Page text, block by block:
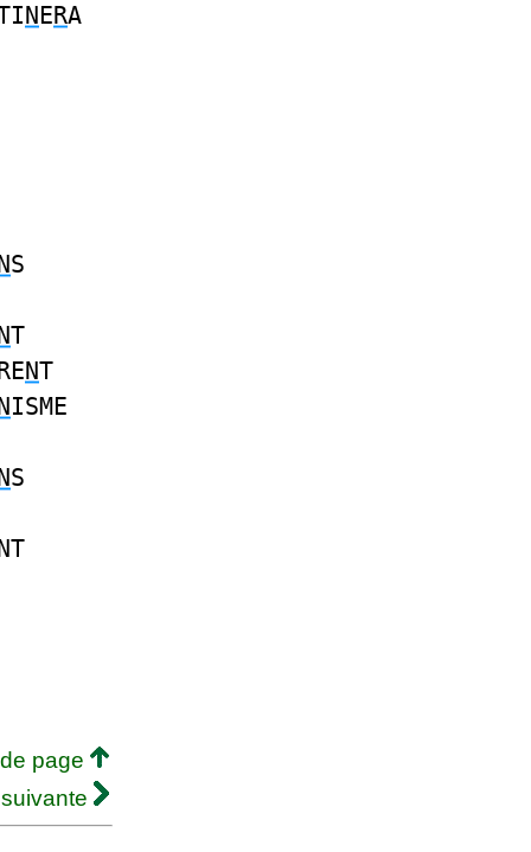
NERA
S
T
NT
ISME
S
page